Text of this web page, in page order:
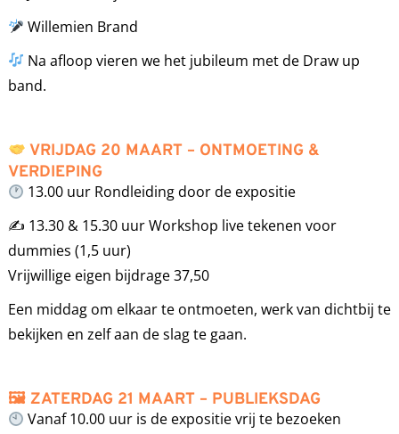
Willemien Brand
Na afloop vieren we het jubileum met de Draw up
band.
VRIJDAG 20 MAART – ONTMOETING &
VERDIEPING
13.00 uur Rondleiding door de expositie
✍️ 13.30 & 15.30 uur Workshop live tekenen voor
dummies (1,5 uur)
Vrijwillige eigen bijdrage 37,50
Een middag om elkaar te ontmoeten, werk van dichtbij te
bekijken en zelf aan de slag te gaan.
🖼 ZATERDAG 21 MAART – PUBLIEKSDAG
Vanaf 10.00 uur is de expositie vrij te bezoeken